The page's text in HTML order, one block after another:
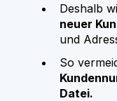
Deshalb
neuer
und
So
Datei.